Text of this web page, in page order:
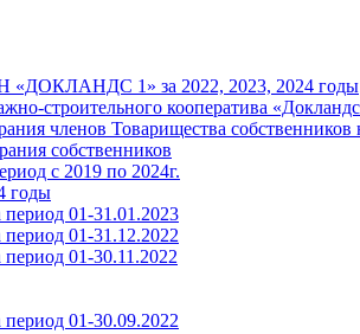
1» за 2022, 2023, 2024 годы
строительного кооператива
членов Товарищества
собственников
с 2019 по 2024г.
годы
01-31.01.2023
01-31.12.2022
01-30.11.2022
01-30.09.2022